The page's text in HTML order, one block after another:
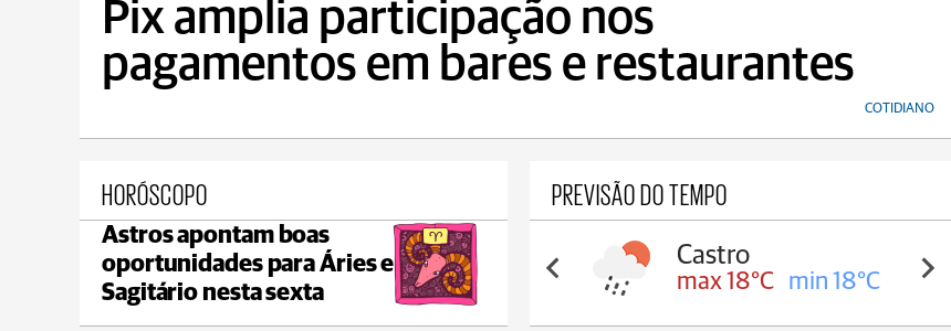
Pix amplia participação nos
pagamentos em bares e restaurantes
COTIDIANO
HORÓSCOPO
Astros apontam boas
oportunidades para Áries e
Sagitário nesta sexta
PREVISÃO DO TEMPO
Ponta Grossa
max 17°C min 17°C
Castro
max 18°C min 18°C